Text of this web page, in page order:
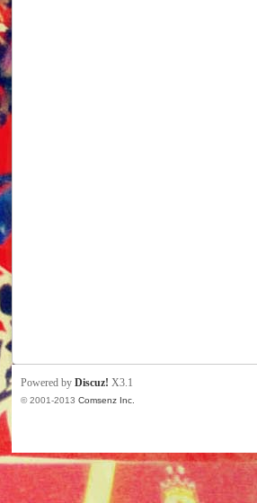
Powered byDiscuz! X3.1
© 2001-2013Comsenz Inc.